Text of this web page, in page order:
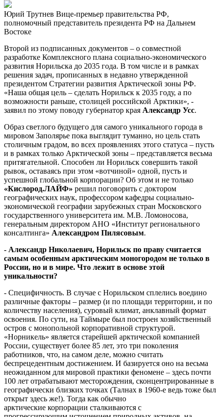
Юрий Трутнев Вице-премьер правительства РФ,
полномочный представитель президента РФ на Дальнем
Востоке
Второй из подписанных документов – о совместной
разработке Комплексного плана социально-экономического
развития Норильска до 2035 года. В том числе и в рамках
решения задач, прописанных в недавно утвержденной
президентом Стратегии развития Арктической зоны РФ.
«Наша общая цель – сделать Норильск к 2035 году, а по
возможности раньше, столицей российской Арктики», -
заявил по этому поводу губернатор края Александр Усс.
Образ светлого будущего для самого уникального города в
мировом Заполярье пока выглядит туманно, но цель стать
столичным градом, во всех проявлениях этого статуса – пусть
и в рамках только Арктической зоны – представляется весьма
притягательной. Способен ли Норильск совершить такой
рывок, оставаясь при этом «вотчиной» одной, пусть и
успешной глобальной корпорации? Об этом и не только
«Кислород.ЛАЙФ» решил поговорить с доктором
географических наук, профессором кафедры социально-
экономической географии зарубежных стран Московского
государственного университета им. М.В. Ломоносова,
генеральным директором АНО «Институт регионального
консалтинга» Александром Пилясовым.
- Александр Николаевич, Норильск по праву считается
самым особенным арктическим моногородом не только в
России, но и в мире. Что лежит в основе этой
уникальности?
- Специфичность. В случае с Норильском сплелись воедино
различные факторы – размер (и по площади территории, и по
количеству населения), суровый климат, анклавный формат
освоения. По сути, на Таймыре был построен хозяйственный
остров с монопольной корпоративной структурой.
«Норникель» является старейшей арктической компанией
России, существует более 85 лет, это три поколения
работников, что, на самом деле, можно считать
беспрецедентным достижением. И базируется оно на весьма
неожиданном для мировой практики феномене – здесь почти
100 лет отрабатывают месторождения, сконцентрированные в
географически близких точках (Талнах в 1960-е ведь тоже был
открыт здесь же!). Тогда как обычно
арктические корпорации сталкиваются с